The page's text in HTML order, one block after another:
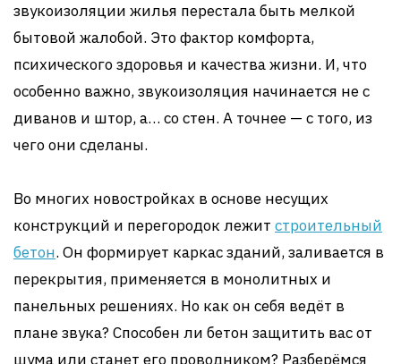
звукоизоляции жилья перестала быть мелкой
бытовой жалобой. Это фактор комфорта,
психического здоровья и качества жизни. И, что
особенно важно, звукоизоляция начинается не с
диванов и штор, а… со стен. А точнее — с того, из
чего они сделаны.
Во многих новостройках в основе несущих
конструкций и перегородок лежит строительный
бетон. Он формирует каркас зданий, заливается в
перекрытия, применяется в монолитных и
панельных решениях. Но как он себя ведёт в
плане звука? Способен ли бетон защитить вас от
шума или станет его проводником? Разберёмся